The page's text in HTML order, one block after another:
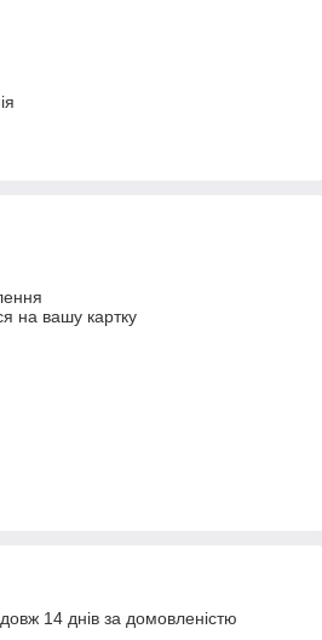
на вашу картку
14 днів за домовленістю